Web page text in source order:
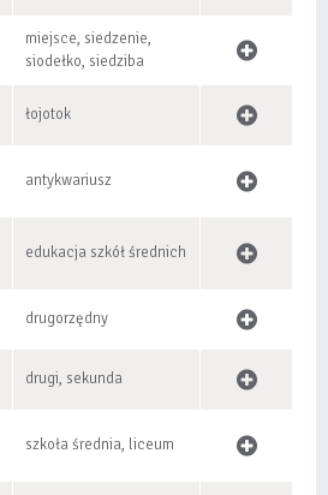
miejsce, siedzenie,
siodełko, siedziba
łojotok
antykwariusz
edukacja szkół średnich
drugorzędny
drugi, sekunda
szkoła średnia, liceum